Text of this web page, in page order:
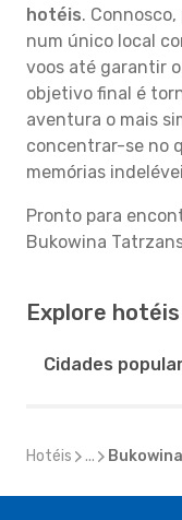
hotéis.
num único local
voos até garantir
objetivo final é
aventura o mais
concentrar-se no
memórias
Pronto para
Bukowina
Explore
Cidades
Hotéis ...